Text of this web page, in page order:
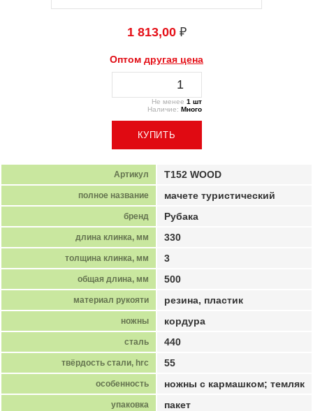
1 813,00₽
Оптом другая цена
Не менее 1 шт
Наличие: Много
Артикул T152 WOOD
полное название мачете туристический
бренд Рубака
длина клинка, мм 330
толщина клинка, мм 3
общая длина, мм 500
материал рукояти резина, пластик
ножны кордура
сталь 440
твёрдость стали, hrc 55
особенность ножны с кармашком; темляк
упаковка пакет